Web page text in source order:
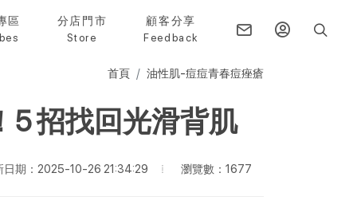
區 分店門市
Store
顧客分享
Feedback
首頁 油性肌-痘痘青春痘痤瘡
5 招找回光滑背肌
日期：2025-10-26 21:34:29 瀏覽數：1677